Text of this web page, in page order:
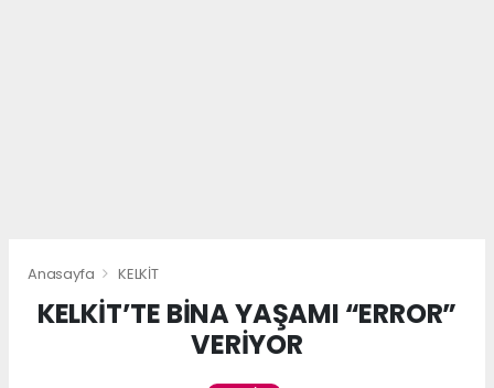
Anasayfa KELKİT
KELKİT’TE BİNA YAŞAMI “ERROR”
VERİYOR